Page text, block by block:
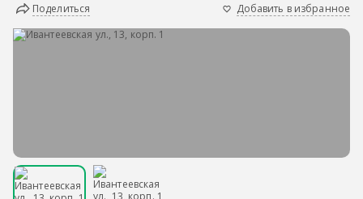
Поделиться Добавить в избранное